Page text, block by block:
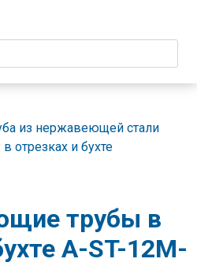
из нержавеющей стали
отрезках и бухте
трубы в
A-ST-12M-